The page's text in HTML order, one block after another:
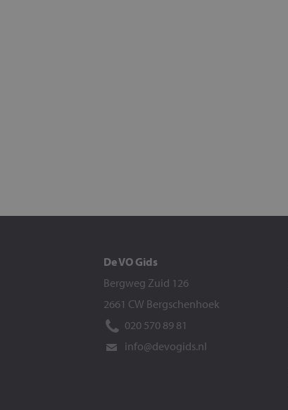
De VO Gids
Bergweg Zuid 126
2661 CW Bergschenhoek
020 570 89 81
info@devogids.nl